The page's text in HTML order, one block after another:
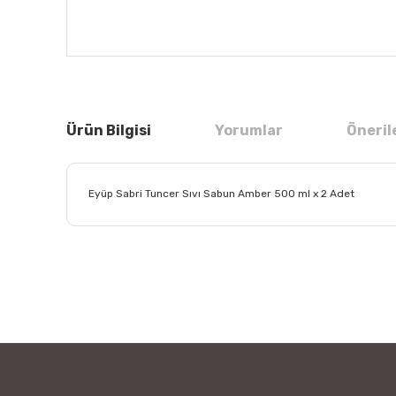
Ürün Bilgisi Yorumlar
Eyüp Sabri Tuncer Sıvı Sabun Amber 500 ml x 2 Adet